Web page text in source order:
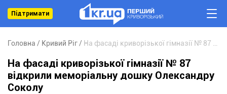
Підтримати
Головна Кривий Ріг
На фасаді криворізької гімназії № 87
відкрили меморіальну дошку Олександру
Соколу